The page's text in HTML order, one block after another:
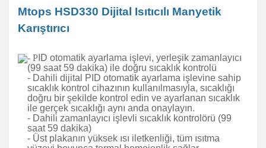
Mtops HSD330 Dijital Isıtıcılı Manyetik
Karıştırıcı
- P ID otomatik ayarlama işlevi, yerleşik zamanlayıcı
(99 saat 59 dakika) ile doğru sıcaklık kontrolü
- Dahili dijital PID otomatik ayarlama işlevine sahip
sıcaklık kontrol cihazının kullanılmasıyla, sıcaklığı
doğru bir şekilde kontrol edin ve ayarlanan sıcaklık
ile gerçek sıcaklığı aynı anda onaylayın.
- Dahili zamanlayıcı işlevli sıcaklık kontrolörü (99
saat 59 dakika)
- Üst plakanın yüksek ısı iletkenliği, tüm ısıtma